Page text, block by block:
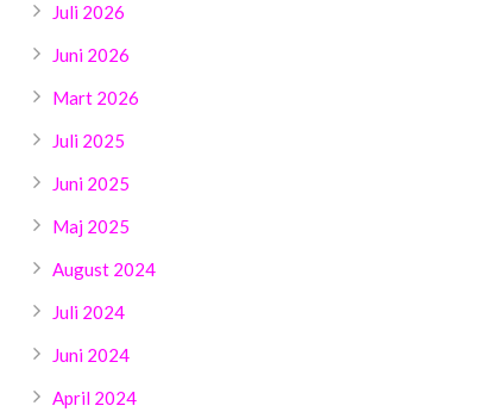
Juli 2026
Juni 2026
Mart 2026
Juli 2025
Juni 2025
Maj 2025
August 2024
Juli 2024
Juni 2024
April 2024